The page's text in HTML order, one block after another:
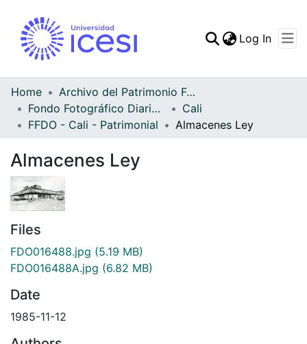
Statistics
Log In
Home
Archivo del Patrimonio Fotográfico y Fílmico del Valle del Cauca
Fondo Fotográfico Diario Occidente
Cali
FFDO - Cali - Patrimonial
Almacenes Ley
Almacenes Ley
Files
FDO016488.jpg (5.19 MB)
FDO016488A.jpg (6.82 MB)
Date
1985-11-12